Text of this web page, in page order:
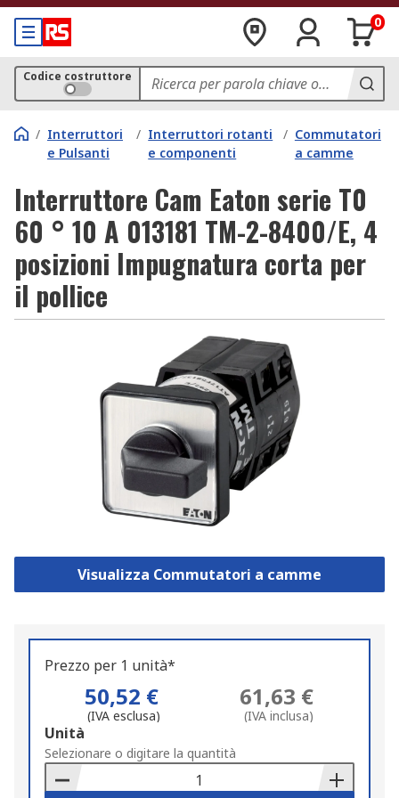
0
Codice costruttore
/ Interruttori
e Pulsanti
/ Interruttori rotanti
e componenti
/ Commutatori
a camme
Interruttore Cam Eaton serie T0
60 ° 10 A 013181 TM-2-8400/E, 4
posizioni Impugnatura corta per
il pollice
Visualizza Commutatori a camme
Prezzo per 1 unità*
50,52 €
(IVA esclusa)
61,63 €
(IVA inclusa)
Add
to
Basket
Unità
Selezionare o digitare la quantità